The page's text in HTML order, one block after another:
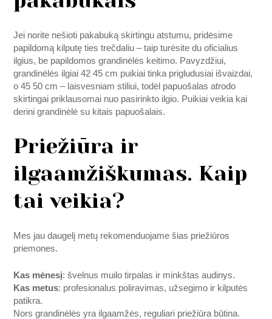
Jei norite nešioti pakabuką skirtingu atstumu, pridėsime
papildomą kilputę ties trečdaliu – taip turėsite du oficialius
ilgius, be papildomos grandinėlės keitimo. Pavyzdžiui,
grandinėlės ilgiai 42 45 cm puikiai tinka prigludusiai išvaizdai,
o 45 50 cm – laisvesniam stiliui, todėl papuošalas atrodo
skirtingai priklausomai nuo pasirinkto ilgio. Puikiai veikia kai
derini grandinėlė su kitais papuošalais.
Priežiūra ir
ilgaamžiškumas. Kaip
tai veikia?
Mes jau daugelį metų rekomenduojame šias priežiūros
priemones.
Kas mėnesį: švelnus muilo tirpalas ir minkštas audinys.
Kas metus: profesionalus poliravimas, užsegimo ir kilputės
patikra.
Nors grandinėlės yra ilgaamžės, reguliari priežiūra būtina.